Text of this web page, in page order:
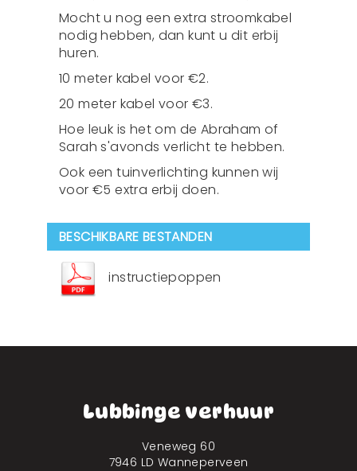
Mocht u nog een extra stroomkabel
nodig hebben, dan kunt u dit erbij
huren.
10 meter kabel voor €2.
20 meter kabel voor €3.
Hoe leuk is het om de Abraham of
Sarah s'avonds verlicht te hebben.
Ook een tuinverlichting kunnen wij
voor €5 extra erbij doen.
BESCHIKBARE BESTANDEN
instructiepoppen
Lubbinge verhuur
Veneweg 60
7946 LD Wanneperveen